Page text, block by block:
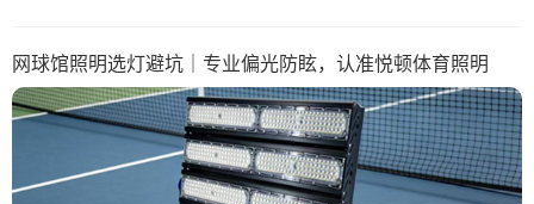
网球馆照明选灯避坑｜专业偏光防眩，认准悦顿体育照明